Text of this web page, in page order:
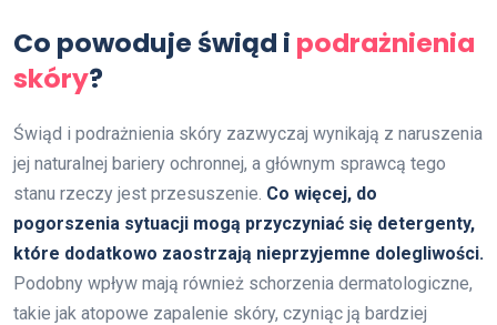
Co powoduje świąd i podrażnienia
skóry?
Świąd i podrażnienia skóry zazwyczaj wynikają z naruszenia
jej naturalnej bariery ochronnej, a głównym sprawcą tego
stanu rzeczy jest przesuszenie. Co więcej, do
pogorszenia sytuacji mogą przyczyniać się detergenty,
które dodatkowo zaostrzają nieprzyjemne dolegliwości.
Podobny wpływ mają również schorzenia dermatologiczne,
takie jak atopowe zapalenie skóry, czyniąc ją bardziej